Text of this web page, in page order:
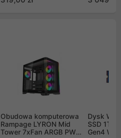
Push Pull (2szt)
GB2050S)
Obudowa komputerowa
Rampage LYRON Mid
Tower 7xFan ARGB PWM
Dysk WD
SSD 1TB
Gen4